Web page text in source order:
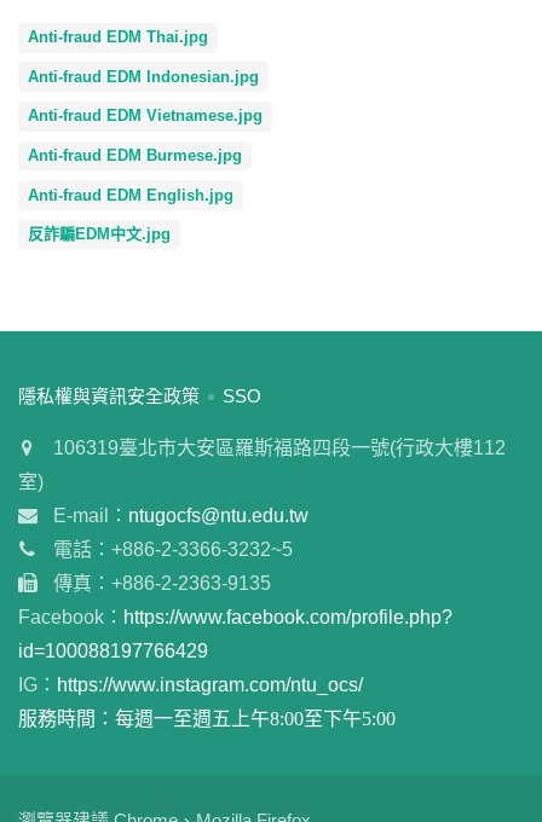
Anti-fraud EDM Thai.jpg
Anti-fraud EDM Indonesian.jpg
Anti-fraud EDM Vietnamese.jpg
Anti-fraud EDM Burmese.jpg
Anti-fraud EDM English.jpg
反詐騙EDM中文.jpg
:::
隱私權與資訊安全政策 SSO
106319臺北市大安區羅斯福路四段一號(行政大樓112
室)
E-mail： ntugocfs@ntu.edu.tw
電話：+886-2-3366-3232~5
傳真：+886-2-2363-9135
Facebook： https://www.facebook.com/profile.php?
id=100088197766429
IG： https://www.instagram.com/ntu_ocs/
服務時間：每週一至週五上午8:00至下午5:00